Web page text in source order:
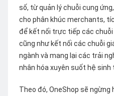
số, từ quản lý chuỗi cung
cho phân khúc merchants,
để kết nối trực tiếp các
cũng như kết nối các chuỗi
ngành và mang lại các trải
nhân hóa xuyên suốt hệ sinh
Theo đó, OneShop sẽ ngừng